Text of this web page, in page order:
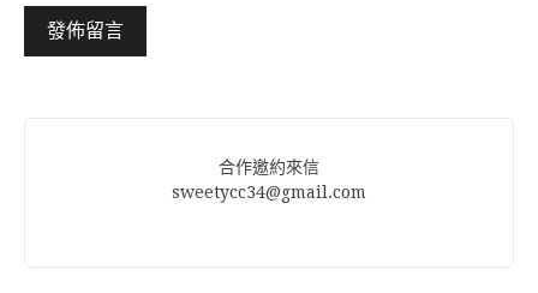
合作邀約來信
sweetycc34@gmail.com